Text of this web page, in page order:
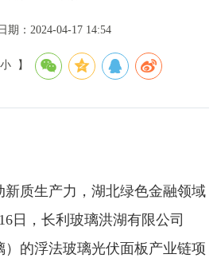
期：2024-04-17 14:54
小 】
新质生产力，湖北绿色金融领域
日，长利玻璃洪湖有限公司
）的浮法玻璃光伏面板产业链项